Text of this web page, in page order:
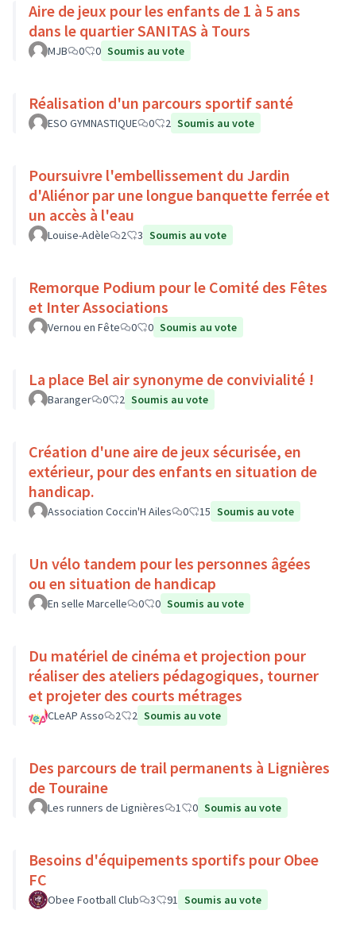
Aire de jeux pour les enfants de 1 à 5 ans
dans le quartier SANITAS à Tours
MJB 0 0 Soumis au vote
Réalisation d'un parcours sportif santé
ESO GYMNASTIQUE 0 2 Soumis au vote
Poursuivre l'embellissement du Jardin
d'Aliénor par une longue banquette ferrée et
un accès à l'eau
Louise-Adèle 2 3 Soumis au vote
Remorque Podium pour le Comité des Fêtes
et Inter Associations
Vernou en Fête 0 0 Soumis au vote
La place Bel air synonyme de convivialité !
Baranger 0 2 Soumis au vote
Création d'une aire de jeux sécurisée, en
extérieur, pour des enfants en situation de
handicap.
Association Coccin'H Ailes 0 15 Soumis au vote
Un vélo tandem pour les personnes âgées
ou en situation de handicap
En selle Marcelle 0 0 Soumis au vote
Du matériel de cinéma et projection pour
réaliser des ateliers pédagogiques, tourner
et projeter des courts métrages
CLeAP Asso 2 2 Soumis au vote
Des parcours de trail permanents à Lignières
de Touraine
Les runners de Lignières 1 0 Soumis au vote
Besoins d'équipements sportifs pour Obee
FC
Obee Football Club 3 91 Soumis au vote